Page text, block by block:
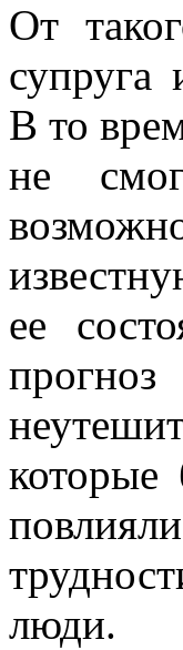
От
супруга
В то
не
ее
которые
люди.